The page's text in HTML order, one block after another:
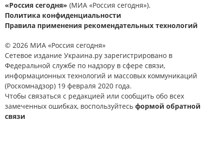
«Россия сегодня» (МИА «Россия сегодня»).
Политика конфиденциальности
Правила применения рекомендательных технологий
© 2026 МИА «Россия сегодня»
Сетевое издание Украина.ру зарегистрировано в
Федеральной службе по надзору в сфере связи,
информационных технологий и массовых коммуникаций
(Роскомнадзор) 19 февраля 2020 года.
Чтобы связаться с редакцией или сообщить обо всех
замеченных ошибках, воспользуйтесь формой обратной
связи